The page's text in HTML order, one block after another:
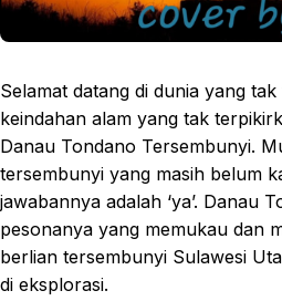
Selamat datang di dunia yang
keindahan alam yang tak
Danau Tondano Tersembunyi.
tersembunyi yang masih belum
jawabannya adalah ‘ya’. Danau
pesonanya yang memukau dan
berlian tersembunyi Sulawesi
di eksplorasi.